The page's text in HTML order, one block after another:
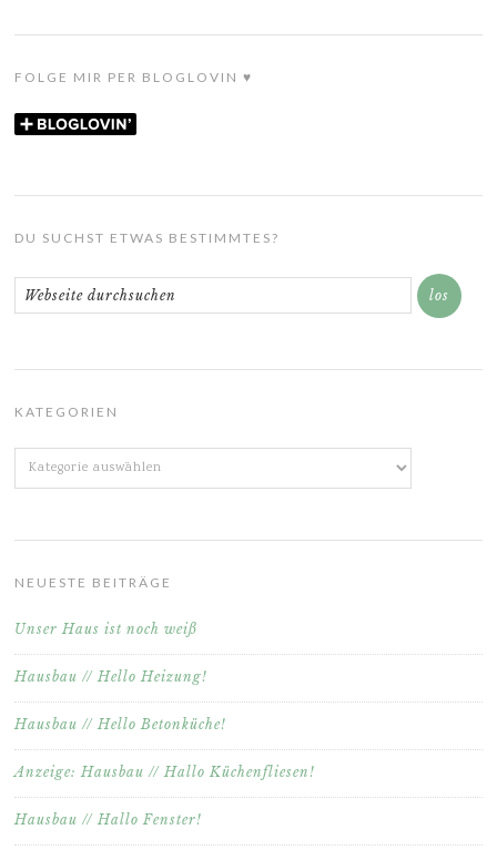
FOLGE MIR PER BLOGLOVIN ♥
DU SUCHST ETWAS BESTIMMTES?
KATEGORIEN
Kategorien
NEUESTE BEITRÄGE
Unser Haus ist noch weiß
Hausbau // Hello Heizung!
Hausbau // Hello Betonküche!
Anzeige: Hausbau // Hallo Küchenfliesen!
Hausbau // Hallo Fenster!